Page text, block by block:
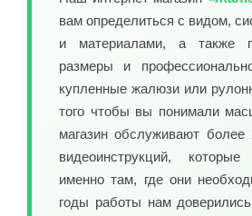
вам определиться с видом,
и материалами, а также
размеры и
купленные жалюзи или
того чтобы вы понимали
магазин обслуживают более
видеоинструкций, которые
именно там, где они
годы работы нам